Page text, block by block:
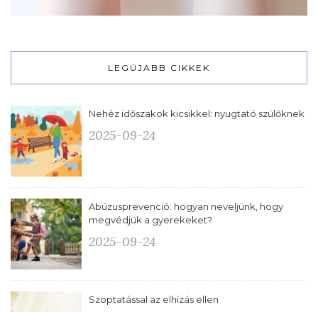
LEGÚJABB CIKKEK
Nehéz időszakok kicsikkel: nyugtató szülőknek
2025-09-24
Abúzusprevenció: hogyan neveljünk, hogy
megvédjük a gyerekeket?
2025-09-24
Szoptatással az elhízás ellen